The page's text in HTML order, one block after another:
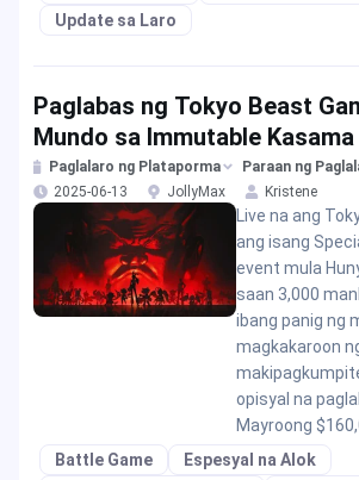
Update sa Laro
Paglabas ng Tokyo Beast
Mundo sa Immutable Kasama
premyo sa Hunyo 2025
Paglalaro ng Plataporma
Paraan ng
2025-06-13
JollyMax Kristene
Live na ang
ang isang
event mula
saan 3,000
ibang panig ng
magkakaroon
opisyal na
Mayroong
Battle Game
Espesyal na Alok